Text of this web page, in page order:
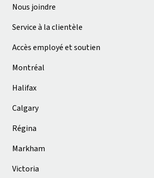
Nous joindre
Service à la clientèle
Accès employé et soutien
Montréal
Halifax
Calgary
Régina
Markham
Victoria